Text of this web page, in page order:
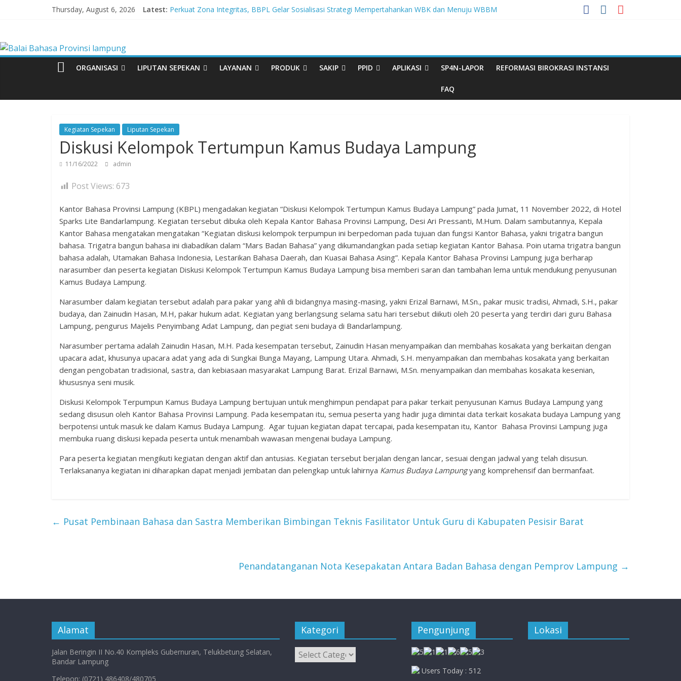
Thursday, August 6, 2026 Latest: Perkuat Zona Integritas, BBPL Gelar Sosialisasi Strategi Mempertahankan WBK dan Menuju WBBM
Tiga UPT Kemendikdasmen dan Dewan Pendidikan Bersinergi Memajukan Pendidikan di Provinsi LAmpung
Balai
Bahasa
Provinsi
lampung
Badan
Pembinaan
ORGANISASI LIPUTAN SEPEKAN LAYANAN PRODUK SAKIP PPID APLIKASI SP4N-LAPOR REFORMASI BIROKRASI INSTANSI
FAQ
Kegiatan Sepekan Liputan Sepekan
Diskusi Kelompok Tertumpun Kamus Budaya Lampung
11/16/2022 admin
Post Views: 673
Kantor Bahasa Provinsi Lampung (KBPL) mengadakan kegiatan “Diskusi Kelompok Tertumpun Kamus Budaya Lampung” pada Jumat, 11 November 2022, di Hotel
Sparks Lite Bandarlampung. Kegiatan tersebut dibuka oleh Kepala Kantor Bahasa Provinsi Lampung, Desi Ari Pressanti, M.Hum. Dalam sambutannya, Kepala
Kantor Bahasa mengatakan mengatakan “Kegiatan diskusi kelompok terpumpun ini berpedoman pada tujuan dan fungsi Kantor Bahasa, yakni trigatra bangun
bahasa. Trigatra bangun bahasa ini diabadikan dalam “Mars Badan Bahasa” yang dikumandangkan pada setiap kegiatan Kantor Bahasa. Poin utama trigatra bangun
bahasa adalah, Utamakan Bahasa Indonesia, Lestarikan Bahasa Daerah, dan Kuasai Bahasa Asing”. Kepala Kantor Bahasa Provinsi Lampung juga berharap
narasumber dan peserta kegiatan Diskusi Kelompok Tertumpun Kamus Budaya Lampung bisa memberi saran dan tambahan lema untuk mendukung penyusunan
Kamus Budaya Lampung.
Narasumber dalam kegiatan tersebut adalah para pakar yang ahli di bidangnya masing-masing, yakni Erizal Barnawi, M.Sn., pakar music tradisi, Ahmadi, S.H., pakar
budaya, dan Zainudin Hasan, M.H, pakar hukum adat. Kegiatan yang berlangsung selama satu hari tersebut diikuti oleh 20 peserta yang terdiri dari guru Bahasa
Lampung, pengurus Majelis Penyimbang Adat Lampung, dan pegiat seni budaya di Bandarlampung.
Narasumber pertama adalah Zainudin Hasan, M.H. Pada kesempatan tersebut, Zainudin Hasan menyampaikan dan membahas kosakata yang berkaitan dengan
upacara adat, khusunya upacara adat yang ada di Sungkai Bunga Mayang, Lampung Utara. Ahmadi, S.H. menyampaikan dan membahas kosakata yang berkaitan
dengan pengobatan tradisional, sastra, dan kebiasaan masyarakat Lampung Barat. Erizal Barnawi, M.Sn. menyampaikan dan membahas kosakata kesenian,
khususnya seni musik.
Diskusi Kelompok Terpumpun Kamus Budaya Lampung bertujuan untuk menghimpun pendapat para pakar terkait penyusunan Kamus Budaya Lampung yang
sedang disusun oleh Kantor Bahasa Provinsi Lampung. Pada kesempatan itu, semua peserta yang hadir juga dimintai data terkait kosakata budaya Lampung yang
berpotensi untuk masuk ke dalam Kamus Budaya Lampung. Agar tujuan kegiatan dapat tercapai, pada kesempatan itu, Kantor Bahasa Provinsi Lampung juga
membuka ruang diskusi kepada peserta untuk menambah wawasan mengenai budaya Lampung.
Para peserta kegiatan mengikuti kegiatan dengan aktif dan antusias. Kegiatan tersebut berjalan dengan lancar, sesuai dengan jadwal yang telah disusun.
Terlaksananya kegiatan ini diharapkan dapat menjadi jembatan dan pelengkap untuk lahirnya Kamus Budaya Lampungyang komprehensif dan bermanfaat.
← Pusat Pembinaan Bahasa dan Sastra Memberikan Bimbingan Teknis Fasilitator Untuk Guru di Kabupaten Pesisir Barat
Penandatanganan Nota Kesepakatan Antara Badan Bahasa dengan Pemprov Lampung →
Alamat
Jalan Beringin II No.40 Kompleks Gubernuran, Telukbetung Selatan,
Bandar Lampung
Telepon: (0721) 486408/480705
Kategori
Kategori
Pengunjung
Users Today : 512
Lokasi